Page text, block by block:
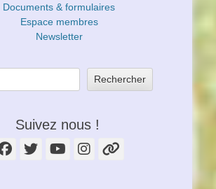
Documents & formulaires
Espace membres
Newsletter
Rechercher
Suivez nous !
Facebook
Twitter
YouTube
Instagram